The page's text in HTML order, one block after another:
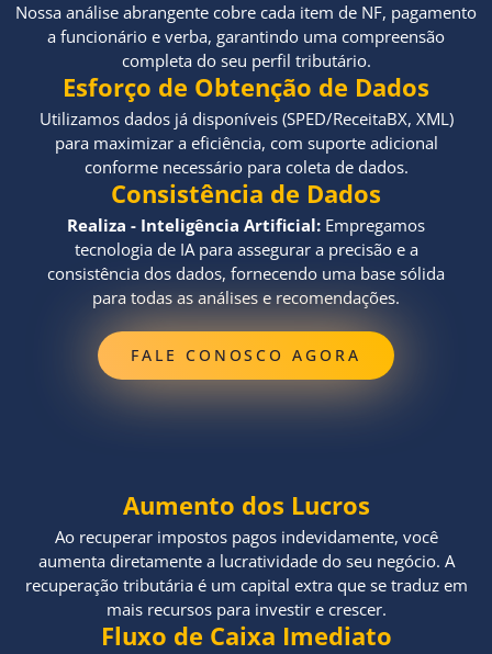
Nossa análise abrangente cobre cada item de NF, pagamento
a funcionário e verba, garantindo uma compreensão
completa do seu perfil tributário.
Esforço de Obtenção de Dados
Utilizamos dados já disponíveis (SPED/ReceitaBX, XML)
para maximizar a eficiência, com suporte adicional
conforme necessário para coleta de dados.
Consistência de Dados
Realiza - Inteligência Artificial: Empregamos
tecnologia de IA para assegurar a precisão e a
consistência dos dados, fornecendo uma base sólida
para todas as análises e recomendações.
FALE CONOSCO AGORA
Aumento dos Lucros
Ao recuperar impostos pagos indevidamente, você
aumenta diretamente a lucratividade do seu negócio. A
recuperação tributária é um capital extra que se traduz em
mais recursos para investir e crescer.
Fluxo de Caixa Imediato